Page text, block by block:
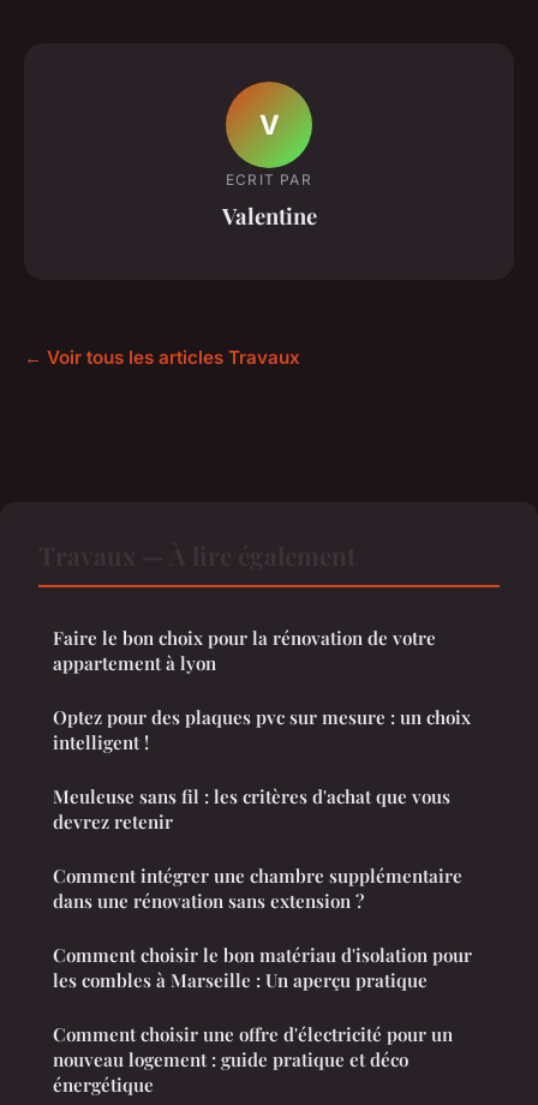
V
ECRIT PAR
Valentine
← Voir tous les articles Travaux
Faire le bon choix pour la rénovation de votre
appartement à lyon
Optez pour des plaques pvc sur mesure : un choix
intelligent !
Meuleuse sans fil : les critères d'achat que vous
devrez retenir
Comment intégrer une chambre supplémentaire
dans une rénovation sans extension ?
Comment choisir le bon matériau d'isolation pour
les combles à Marseille : Un aperçu pratique
Comment choisir une offre d'électricité pour un
nouveau logement : guide pratique et déco
énergétique